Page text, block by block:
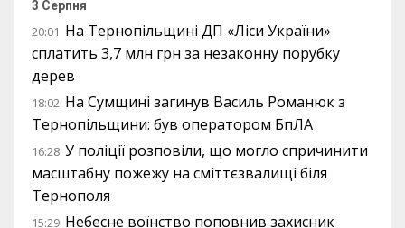
3 Серпня
20:01 На Тернопільщині ДП «Ліси України»
сплатить 3,7 млн грн за незаконну порубку
дерев
18:02 На Сумщині загинув Василь Романюк з
Тернопільщини: був оператором БпЛА
16:28 У поліції розповіли, що могло спричинити
масштабну пожежу на сміттєзвалищі біля
Тернополя
15:29 Небесне воїнство поповнив захисник